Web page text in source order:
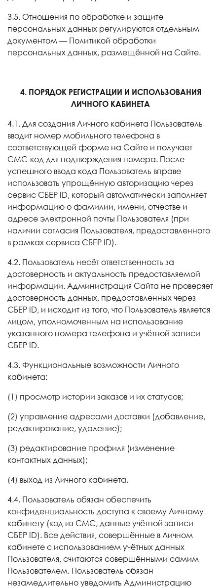
3.5. Отношения по обработке и защите
персональных данных регулируются отдельным
документом — Политикой обработки
персональных данных, размещённой на Сайте.
4. ПОРЯДОК РЕГИСТРАЦИИ И ИСПОЛЬЗОВАНИЯ
ЛИЧНОГО КАБИНЕТА
4.1. Для создания Личного кабинета Пользователь
вводит номер мобильного телефона в
соответствующей форме на Сайте и получает
СМС-код для подтверждения номера. После
успешного ввода кода Пользователь вправе
использовать упрощённую авторизацию через
сервис СБЕР ID, который автоматически заполняет
информацию о фамилии, имени, отчестве и
адресе электронной почты Пользователя (при
наличии согласия Пользователя, предоставленного
в рамках сервиса СБЕР ID).
4.2. Пользователь несёт ответственность за
достоверность и актуальность предоставляемой
информации. Администрация Сайта не проверяет
достоверность данных, предоставленных через
СБЕР ID, и исходит из того, что Пользователь является
лицом, уполномоченным на использование
указанного номера телефона и учётной записи
СБЕР ID.
4.3. Функциональные возможности Личного
кабинета:
(1) просмотр истории заказов и их статусов;
(2) управление адресами доставки (добавление,
редактирование, удаление);
(3) редактирование профиля (изменение
контактных данных);
(4) выход из Личного кабинета.
4.4. Пользователь обязан обеспечить
конфиденциальность доступа к своему Личному
кабинету (код из СМС, данные учётной записи
СБЕР ID). Все действия, совершённые в Личном
кабинете с использованием учётных данных
Пользователя, считаются совершёнными самим
Пользователем. Пользователь обязан
незамедлительно уведомить Администрацию